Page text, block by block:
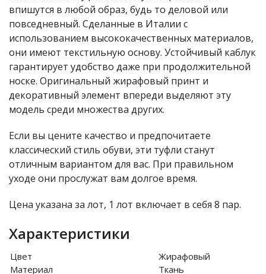
впишутся в любой образ, будь то деловой или
повседневный. Сделанные в Италии с
использованием высококачественных материалов,
они имеют текстильную основу. Устойчивый каблук
гарантирует удобство даже при продолжительной
носке. Оригинальный жирафовый принт и
декоративный элемент впереди выделяют эту
модель среди множества других.
Если вы цените качество и предпочитаете
классический стиль обуви, эти туфли станут
отличным вариантом для вас. При правильном
уходе они прослужат вам долгое время.
Цена указана за лот, 1 лот включает в себя 8 пар.
Характеристики
Цвет
Жирафовый
Материал
Ткань